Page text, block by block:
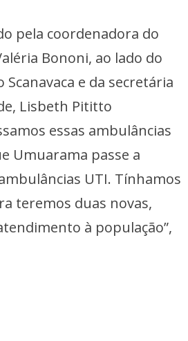
pela coordenadora do
Bononi, ao lado do
e da secretária
Lisbeth Pititto
essas ambulâncias
Umuarama passe a
UTI. Tínhamos
teremos duas novas,
à população”,